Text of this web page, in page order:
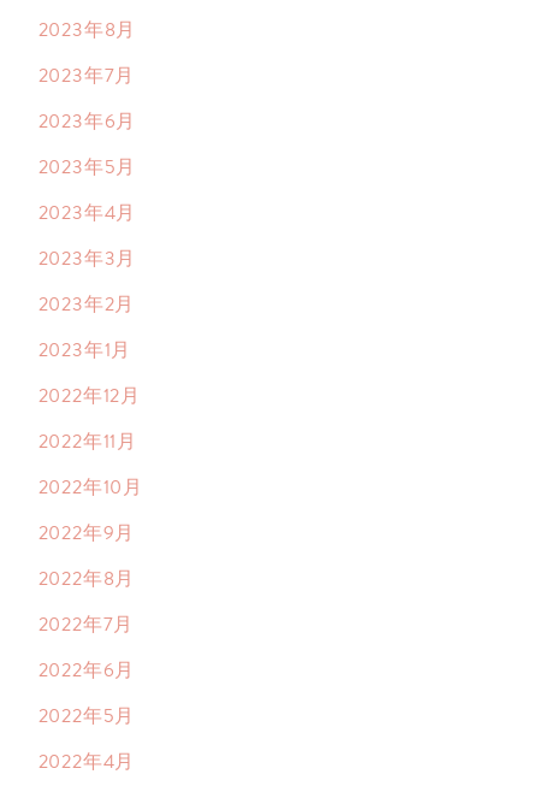
2023年8月
2023年7月
2023年6月
2023年5月
2023年4月
2023年3月
2023年2月
2023年1月
2022年12月
2022年11月
2022年10月
2022年9月
2022年8月
2022年7月
2022年6月
2022年5月
2022年4月